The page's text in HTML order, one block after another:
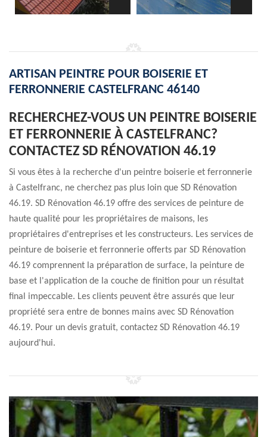
ARTISAN PEINTRE POUR BOISERIE ET
FERRONNERIE CASTELFRANC 46140
RECHERCHEZ-VOUS UN PEINTRE BOISERIE
ET FERRONNERIE À CASTELFRANC?
CONTACTEZ SD RÉNOVATION 46.19
Si vous êtes à la recherche d'un peintre boiserie et ferronnerie
à Castelfranc, ne cherchez pas plus loin que SD Rénovation
46.19. SD Rénovation 46.19 offre des services de peinture de
haute qualité pour les propriétaires de maisons, les
propriétaires d'entreprises et les constructeurs. Les services de
peinture de boiserie et ferronnerie offerts par SD Rénovation
46.19 comprennent la préparation de surface, la peinture de
base et l'application de la couche de finition pour un résultat
final impeccable. Les clients peuvent être assurés que leur
propriété sera entre de bonnes mains avec SD Rénovation
46.19. Pour un devis gratuit, contactez SD Rénovation 46.19
aujourd'hui.